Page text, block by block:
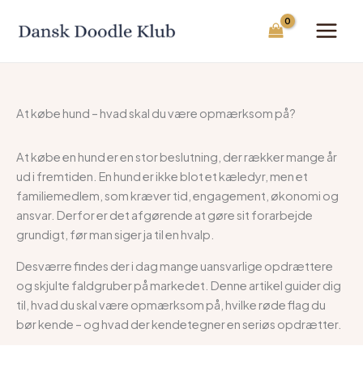
At købe hund – hvad skal du være opmærksom på?
At købe en hund er en stor beslutning, der rækker mange år
ud i fremtiden. En hund er ikke blot et kæledyr, men et
familiemedlem, som kræver tid, engagement, økonomi og
ansvar. Derfor er det afgørende at gøre sit forarbejde
grundigt, før man siger ja til en hvalp.
Desværre findes der i dag mange uansvarlige opdrættere
og skjulte faldgruber på markedet. Denne artikel guider dig
til, hvad du skal være opmærksom på, hvilke røde flag du
bør kende – og hvad der kendetegner en seriøs opdrætter.